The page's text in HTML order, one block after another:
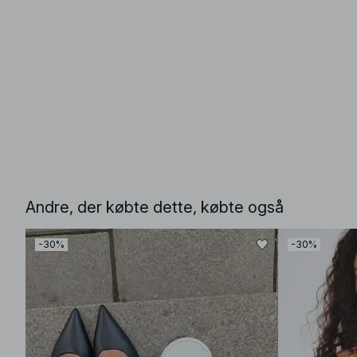
Andre, der købte dette, købte også
-30% -30%